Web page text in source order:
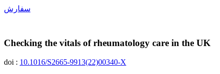
سفارش
Checking the vitals of rheumatology care in the UK
doi : 10.1016/S2665-9913(22)00340-X